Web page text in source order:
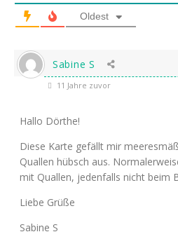
Oldest
Sabine S
11 Jahre zuvor
Hallo Dörthe!
Diese Karte gefällt mir
Quallen hübsch aus.
mit Quallen, jedenfalls nicht beim
Liebe Grüße
Sabine S